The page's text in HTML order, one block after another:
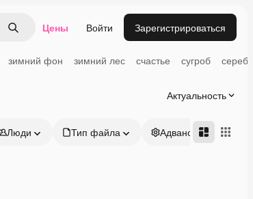
по изображению
Поиск Цены Войти Зарегистрироваться
зимний фон зимний лес счастье сугроб
Актуальность
Люди Тип файла Адвансд